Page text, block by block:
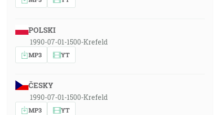
POLSKI
1990-07-01-1500-Krefeld
MP3 YT
ČESKY
1990-07-01-1500-Krefeld
MP3 YT